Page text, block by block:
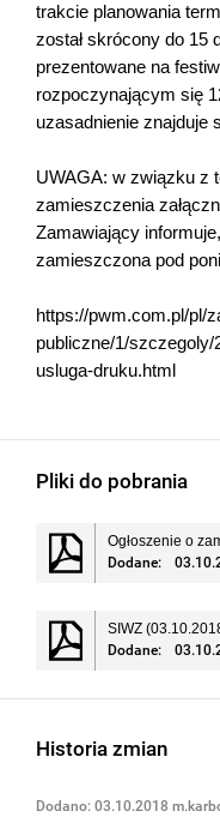
trakcie planowania
został skrócony do 15
prezentowane na
rozpoczynającym się
uzasadnienie znajduje
UWAGA: w związku z
zamieszczenia
Zamawiający
zamieszczona pod
https://pwm.com.pl/pl/
publiczne/1/
usluga-druku.html
Pliki do pobrania
Ogłoszenie o
Dodane:
SIWZ
Dodane:
Historia zmian
Dodano: 03.10.2018